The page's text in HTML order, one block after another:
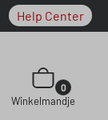
Help Center
0
Winkelmandje